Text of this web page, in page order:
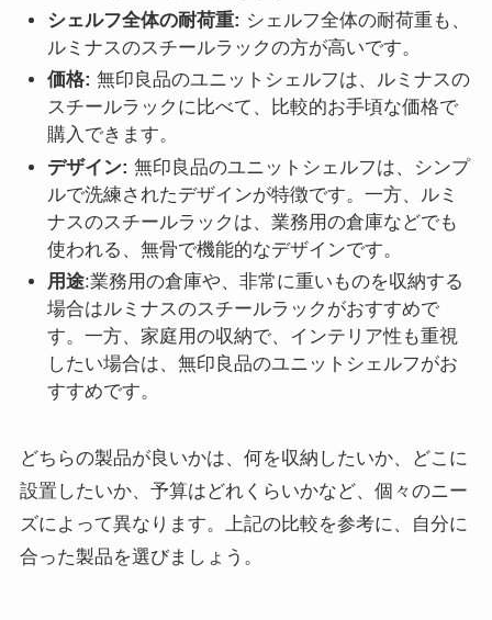
シェルフ全体の耐荷重: シェルフ全体の耐荷重も、
ルミナスのスチールラックの方が高いです。
価格: 無印良品のユニットシェルフは、ルミナスの
スチールラックに比べて、比較的お手頃な価格で
購入できます。
デザイン: 無印良品のユニットシェルフは、シンプ
ルで洗練されたデザインが特徴です。一方、ルミ
ナスのスチールラックは、業務用の倉庫などでも
使われる、無骨で機能的なデザインです。
用途:業務用の倉庫や、非常に重いものを収納する
場合はルミナスのスチールラックがおすすめで
す。一方、家庭用の収納で、インテリア性も重視
したい場合は、無印良品のユニットシェルフがお
すすめです。
どちらの製品が良いかは、何を収納したいか、どこに
設置したいか、予算はどれくらいかなど、個々のニー
ズによって異なります。上記の比較を参考に、自分に
合った製品を選びましょう。